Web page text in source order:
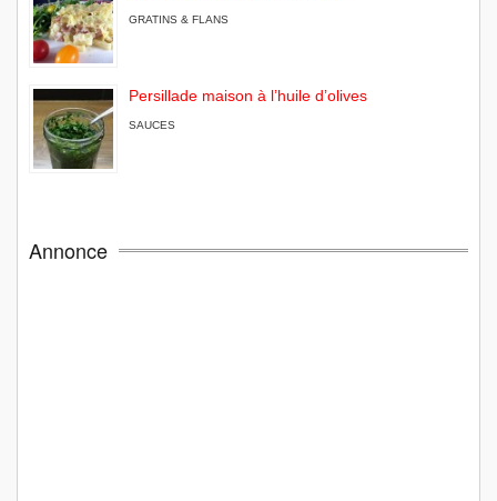
GRATINS & FLANS
Persillade maison à l’huile d’olives
SAUCES
Annonce